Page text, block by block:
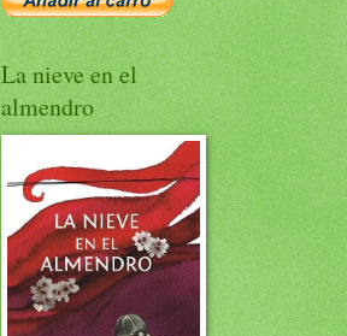
La nieve en el
almendro